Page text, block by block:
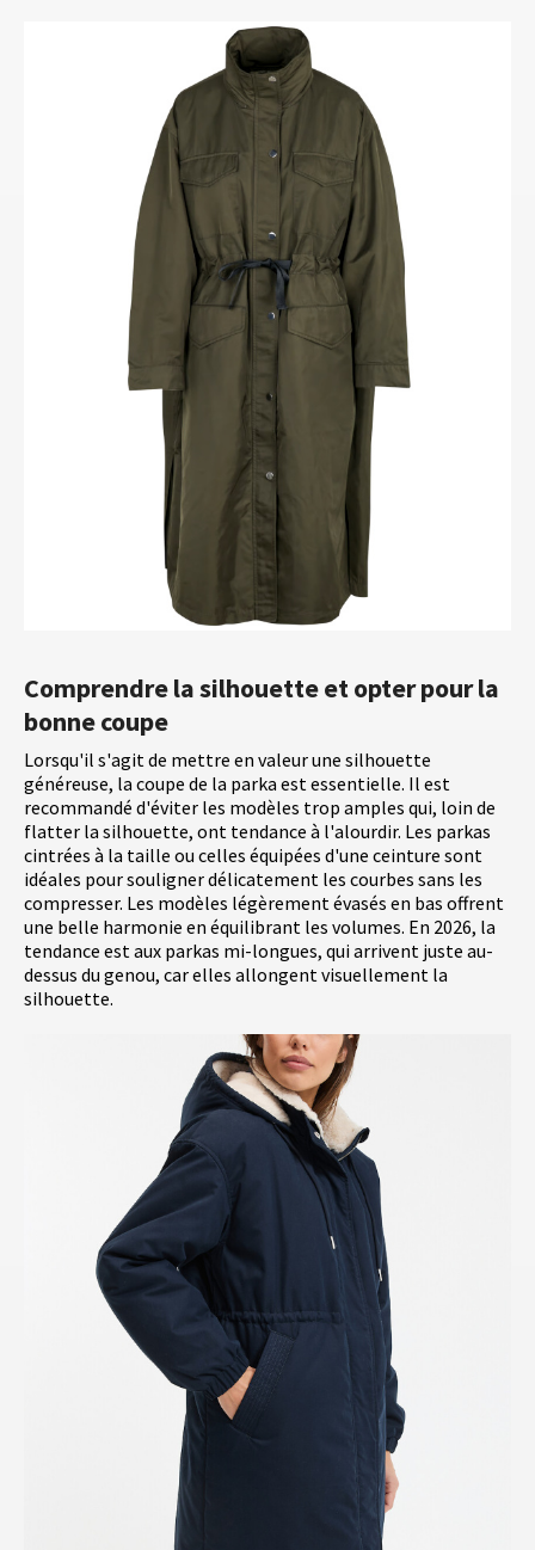
Comprendre la silhouette et opter pour la
bonne coupe
Lorsqu'il s'agit de mettre en valeur une silhouette
généreuse, la coupe de la parka est essentielle. Il est
recommandé d'éviter les modèles trop amples qui, loin de
flatter la silhouette, ont tendance à l'alourdir. Les parkas
cintrées à la taille ou celles équipées d'une ceinture sont
idéales pour souligner délicatement les courbes sans les
compresser. Les modèles légèrement évasés en bas offrent
une belle harmonie en équilibrant les volumes. En 2026, la
tendance est aux parkas mi-longues, qui arrivent juste au-
dessus du genou, car elles allongent visuellement la
silhouette.